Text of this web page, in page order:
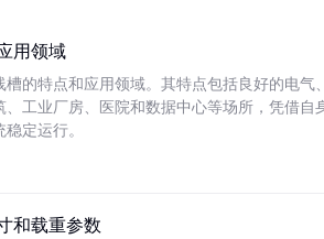
用领域
的特点和应用领域。其特点包括良好的电气
、工业厂房、医院和数据中心等场所，凭借自
定运行。
和载重参数